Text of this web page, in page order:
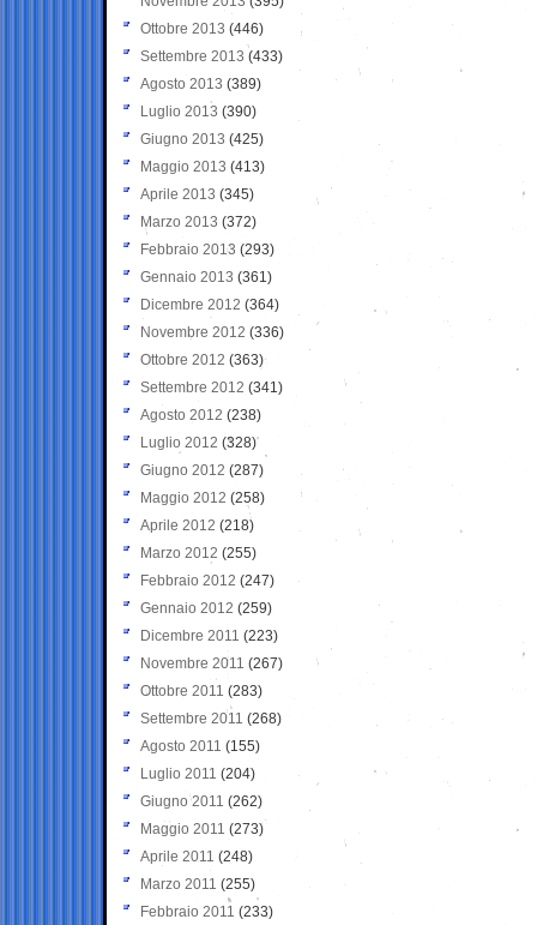
Ottobre 2013 (446)
Settembre 2013 (433)
Agosto 2013 (389)
Luglio 2013 (390)
Giugno 2013 (425)
Maggio 2013 (413)
Aprile 2013 (345)
Marzo 2013 (372)
Febbraio 2013 (293)
Gennaio 2013 (361)
Dicembre 2012 (364)
Novembre 2012 (336)
Ottobre 2012 (363)
Settembre 2012 (341)
Agosto 2012 (238)
Luglio 2012 (328)
Giugno 2012 (287)
Maggio 2012 (258)
Aprile 2012 (218)
Marzo 2012 (255)
Febbraio 2012 (247)
Gennaio 2012 (259)
Dicembre 2011 (223)
Novembre 2011 (267)
Ottobre 2011 (283)
Settembre 2011 (268)
Agosto 2011 (155)
Luglio 2011 (204)
Giugno 2011 (262)
Maggio 2011 (273)
Aprile 2011 (248)
Marzo 2011 (255)
Febbraio 2011 (233)